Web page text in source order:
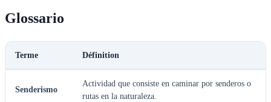
Glossario
Terme Définition
Senderismo
Actividad que consiste en caminar por senderos o
rutas en la naturaleza.